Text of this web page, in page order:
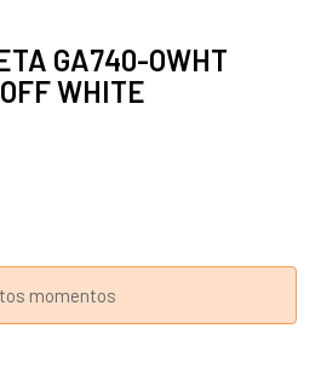
GA740-OWHT
WHITE
momentos